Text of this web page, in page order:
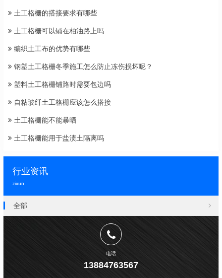
土工格栅的搭接要求有哪些
土工格栅可以铺在柏油路上吗
编织土工布的优势有哪些
钢塑土工格栅冬季施工怎么防止冻伤损坏呢？
塑料土工格栅铺路时需要包边吗
自粘玻纤土工格栅应该怎么搭接
土工格栅能不能暴晒
土工格栅能用于盐渍土隔离吗
行业资讯
zixun
全部
电话
13884763567